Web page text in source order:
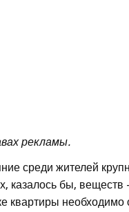
рекламы.
среди жителей
казалось бы,
квартиры необходимо